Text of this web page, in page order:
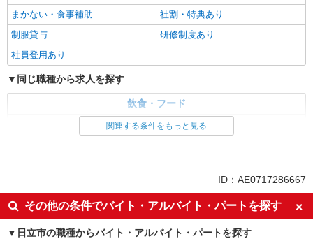
まかない・食事補助
社割・特典あり
制服貸与
研修制度あり
社員登用あり
同じ職種から求人を探す
飲食・フード
ファストフード・デリ
調理・調理補助・調理師
大学生歓迎
ミドル（40代～）活躍中
週2～3日勤務OK
短時間勤務（1日4h以内）OK
深夜
車通勤OK
関連する条件をもっと見る
ID：AE0717286667
その他の条件でバイト・アルバイト・パートを探す
日立市の職種からバイト・アルバイト・パートを探す